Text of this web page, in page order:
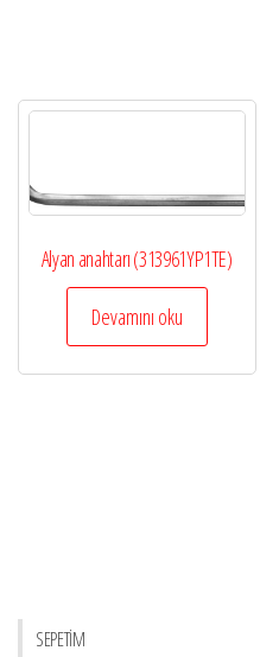
Alyan anahtarı (313961YP1TE)
Devamını oku
SEPETİM